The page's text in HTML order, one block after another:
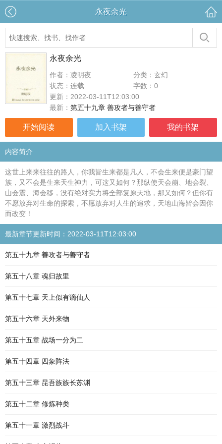
永夜余光
永夜余光
作者：凌明夜
分类：玄幻
状态：连载
字数：0
更新：2022-03-11T12:03:00
最新： 第五十九章 善攻者与善守者
开始阅读 加入书架 我的书架
内容简介
这世上来来往往的路人，你我皆生来都是凡人，不会生来便是豪门望
族，又不会是生来天生神力，可这又如何？那纵使天会崩、地会裂、
山会震、海会移，没有绝对实力将全部复原天地，那又如何？但你有
不愿放弃对生命的探索，不愿放弃对人生的追求，天地山海皆会因你
而改变！
最新章节更新时间：2022-03-11T12:03:00
第五十九章 善攻者与善守者
第五十八章 魂归故里
第五十七章 天上似有谪仙人
第五十六章 天外来物
第五十五章 战场一分为二
第五十四章 四象阵法
第五十三章 昆吾族族长苏渊
第五十二章 修炼种类
第五十一章 激烈战斗